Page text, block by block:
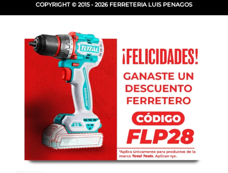
COPYRIGHT © 2015 - 2026 FERRETERIA LUIS PENAGOS